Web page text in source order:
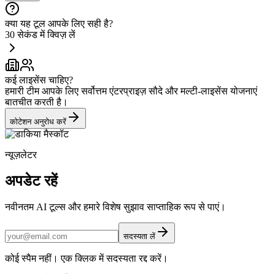
क्या यह टूल आपके लिए सही है?
30 सेकंड में क्विज़ लें
कई लाइसेंस चाहिए?
हमारी टीम आपके लिए सर्वोत्तम एंटरप्राइज़ सौदे और मल्टी-लाइसेंस योजनाएं
बातचीत करती है।
कोटेशन अनुरोध करें
न्यूज़लेटर
अपडेट रहें
नवीनतम AI टूल्स और हमारे विशेष सुझाव साप्ताहिक रूप से पाएं।
सदस्यता लें
कोई स्पैम नहीं। एक क्लिक में सदस्यता रद्द करें।